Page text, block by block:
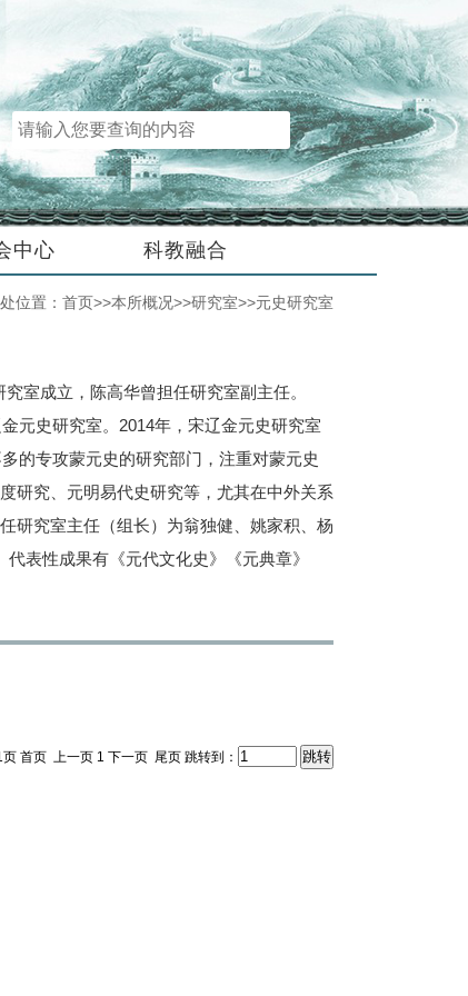
中心 科教融合
位置： 首页>>本所概况>>研究室>>元史研究室
室成立，陈高华曾担任研究室副主任。
元史研究室。2014年，宋辽金元史研究室
的专攻蒙元史的研究部门，注重对蒙元史
研究、元明易代史研究等，尤其在中外关系
研究室主任（组长）为翁独健、姚家积、杨
表性成果有《元代文化史》《元典章》
页 首页 上一页 1 下一页 尾页 跳转到：